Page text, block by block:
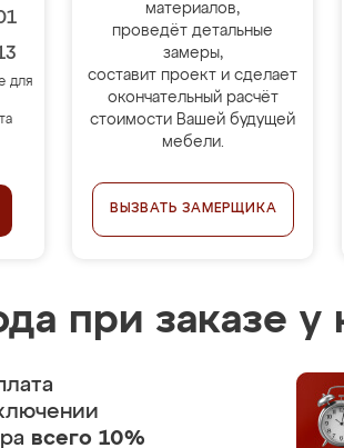
для
материалов,
проведёт детальные
замеры,
составит проект и сделает
окончательный расчёт
стоимости Вашей будущей
мебели.
ВЫЗВАТЬ ЗАМЕРЩИКА
при заказе у
всего 10%